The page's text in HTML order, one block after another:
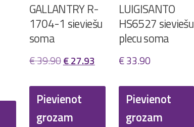
GALLANTRY R-
1704-1 sieviešu
soma
€39.90Original
was:
€ 39.90.
€27.93 Current
€ 27.93.
Pievienot
grozam
LUIGISANTO
HS6527 sieviešu
plecu soma
€33.90
Pievienot
grozam